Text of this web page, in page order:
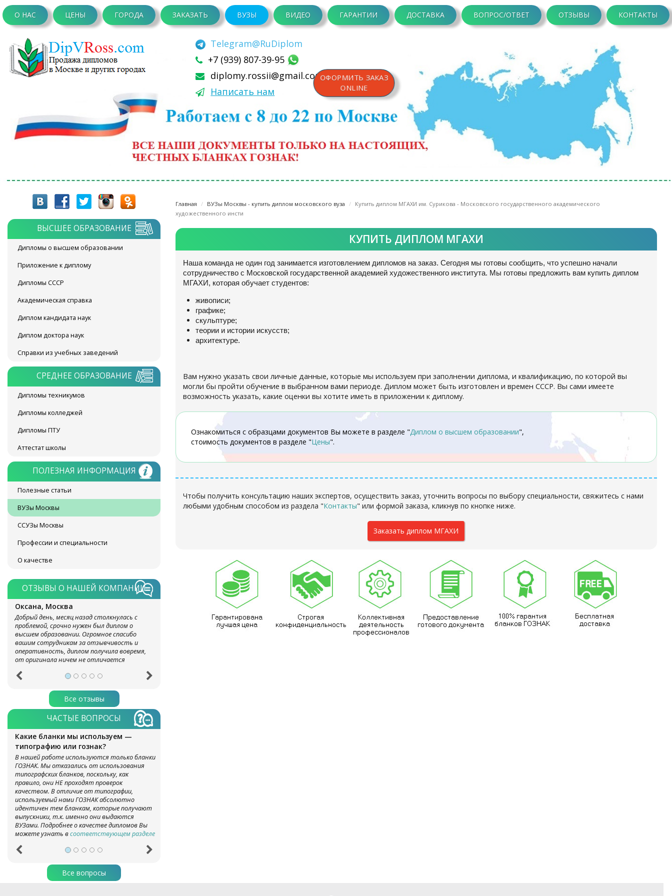
О НАС ЦЕНЫ ГОРОДА ЗАКАЗАТЬ ВУЗЫ ВИДЕО ГАРАНТИИ ДОСТАВКА ВОПРОС/ОТВЕТ ОТЗЫВЫ КОНТАКТЫ
Telegram@RuDiplom
+7 (939) 807-39-95
diplomy.rossii@gmail.com
Написать нам
ОФОРМИТЬ ЗАКАЗ
ONLINE
ВЫСШЕЕ ОБРАЗОВАНИЕ
Дипломы о высшем образовании
Приложение к диплому
Дипломы СССР
Академическая справка
Диплом кандидата наук
Диплом доктора наук
Справки из учебных заведений
СРЕДНЕЕ ОБРАЗОВАНИЕ
Дипломы техникумов
Дипломы колледжей
Дипломы ПТУ
Аттестат школы
ПОЛЕЗНАЯ ИНФОРМАЦИЯ
Полезные статьи
ВУЗы Москвы
ССУЗы Москвы
Профессии и специальности
О качестве
ОТЗЫВЫ О НАШЕЙ КОМПАНИИ
Оксана, Москва
Добрый день, месяц назад столкнулась с
проблемой, срочно нужен был диплом о
высшем образовании. Огромное спасибо
вашим сотрудникам за отзывчивость и
оперативность, диплом получила вовремя,
от оригинала ничем не отличается
Все отзывы
ЧАСТЫЕ ВОПРОСЫ
Какие бланки мы используем —
типографию или гознак?
В нашей работе используются только бланки
ГОЗНАК. Мы отказались от использования
типографских бланков, поскольку, как
правило, они НЕ проходят проверок
качеством. В отличие от типографии,
используемый нами ГОЗНАК абсолютно
идентичен тем бланкам, которые получают
выпускники, т.к. именно они выдаются
ВУЗами. Подробнее о качестве дипломов Вы
можете узнать всоответствующем разделе
Все вопросы
Главная ВУЗы Москвы - купить диплом московского вуза
Купить диплом МГАХИ им. Сурикова - Московского государственного академического
художественного инсти
КУПИТЬ ДИПЛОМ МГАХИ
Наша команда не один год занимается изготовлением дипломов на заказ. Сегодня мы готовы сообщить, что успешно начали
сотрудничество с Московской государственной академией художественного института. Мы готовы предложить вам купить диплом
МГАХИ, которая обучает студентов:
живописи;
графике;
скульптуре;
теории и истории искусств;
архитектуре.
Вам нужно указать свои личные данные, которые мы используем при заполнении диплома, и квалификацию, по которой вы
могли бы пройти обучение в выбранном вами периоде. Диплом может быть изготовлен и времен СССР. Вы сами имеете
возможность указать, какие оценки вы хотите иметь в приложении к диплому.
Ознакомиться с образцами документов Вы можете в разделе "Диплом о высшем образовании",
стоимость документов в разделе "Цены".
Чтобы получить консультацию наших экспертов, осуществить заказ, уточнить вопросы по выбору специальности, свяжитесь с нами
любыми удобным способом из раздела "Контакты" или формой заказа, кликнув по кнопке ниже.
Заказать диплом МГАХИ